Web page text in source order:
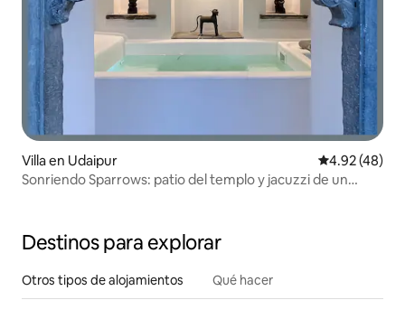
Villa en Udaipur Calificación
4.92 (48)
Sonriendo Sparrows: patio del templo y jacuzzi de un
Destinos para explorar
Otros tipos de alojamientos Qué hacer